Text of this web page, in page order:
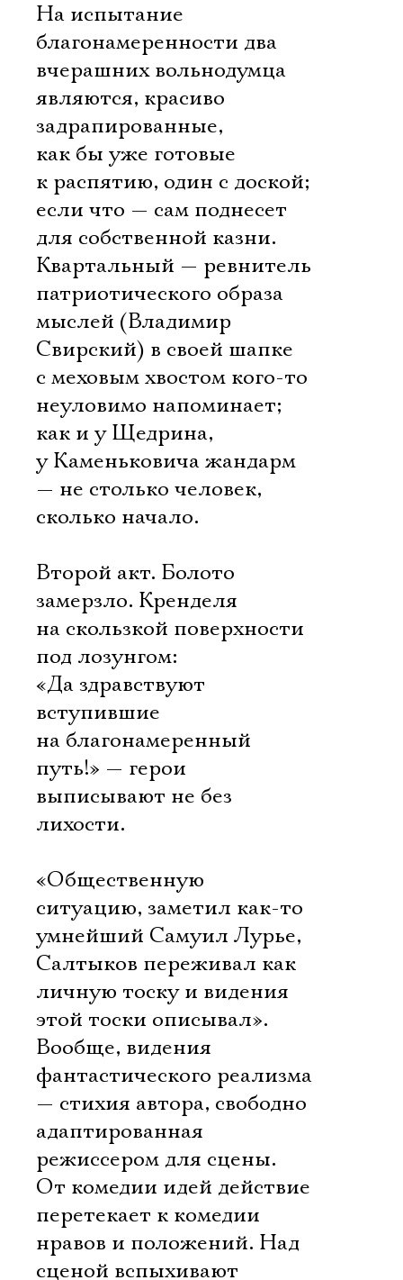
На испытание
благонамеренности два
вчерашних вольнодумца
являются, красиво
задрапированные,
как бы уже готовые
к распятию, один с доской;
если что — сам поднесет
для собственной казни.
Квартальный — ревнитель
патриотического образа
мыслей (Владимир
Свирский) в своей шапке
с меховым хвостом кого-то
неуловимо напоминает;
как и у Щедрина,
у Каменьковича жандарм
— не столько человек,
сколько начало.
Второй акт. Болото
замерзло. Кренделя
на скользкой поверхности
под лозунгом:
«Да здравствуют
вступившие
на благонамеренный
путь!» — герои
выписывают не без
лихости.
«Общественную
ситуацию, заметил как-то
умнейший Самуил Лурье,
Салтыков переживал как
личную тоску и видения
этой тоски описывал».
Вообще, видения
фантастического реализма
— стихия автора, свободно
адаптированная
режиссером для сцены.
От комедии идей действие
перетекает к комедии
нравов и положений. Над
сценой вспыхивают
Электропочта